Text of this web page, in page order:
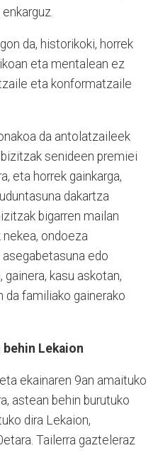
da, historikoki, horrek
eta mentalean ez
eta konformatzaile
da antolatzaileek
senideen premiei
eta horrek gainkarga,
dakartza
bigarren mailan
ondoeza
edo
kasu askotan,
da familiako gainerako
Lekaion
ekainaren 9an amaituko
astean behin burutuko
dira Lekaion,
Tailerra gazteleraz